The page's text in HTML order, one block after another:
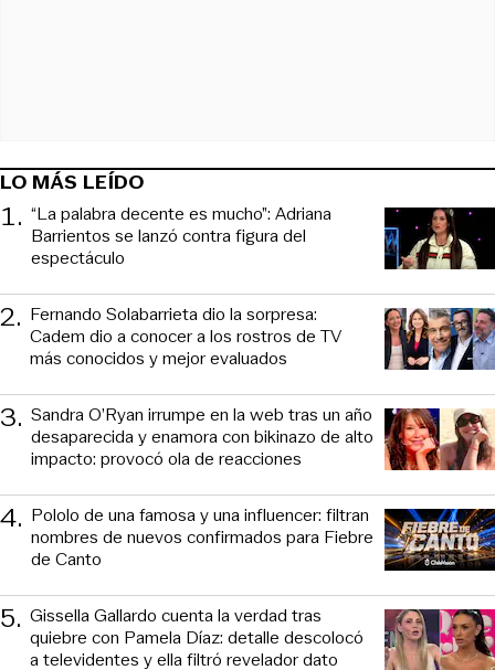
LO MÁS LEÍDO
1. “La palabra decente es mucho”: Adriana
Barrientos se lanzó contra figura del
espectáculo
2. Fernando Solabarrieta dio la sorpresa:
Cadem dio a conocer a los rostros de TV
más conocidos y mejor evaluados
3. Sandra O’Ryan irrumpe en la web tras un año
desaparecida y enamora con bikinazo de alto
impacto: provocó ola de reacciones
4. Pololo de una famosa y una influencer: filtran
nombres de nuevos confirmados para Fiebre
de Canto
5. Gissella Gallardo cuenta la verdad tras
quiebre con Pamela Díaz: detalle descolocó
a televidentes y ella filtró revelador dato